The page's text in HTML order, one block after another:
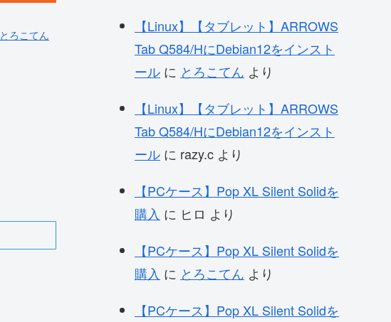
とろこてん
【Linux】【タブレット】ARROWS
Tab Q584/HにDebian12をインスト
ール に とろこてん より
【Linux】【タブレット】ARROWS
Tab Q584/HにDebian12をインスト
ール に razy.c より
【PCケース】Pop XL Silent Solidを
購入 に ヒロ より
【PCケース】Pop XL Silent Solidを
購入 に とろこてん より
【PCケース】Pop XL Silent Solidを